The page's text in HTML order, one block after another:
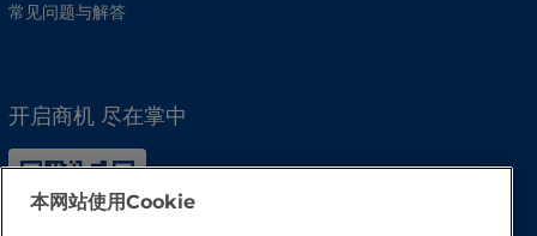
常见问题与解答
开启商机 尽在掌中
本网站使用Cookie